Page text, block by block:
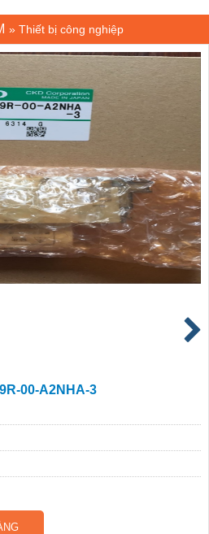
» Thiết bị công nghiệp
00-A2NHA-3